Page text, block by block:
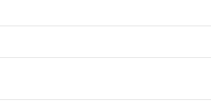
het winkelen, daarom bieden wij een